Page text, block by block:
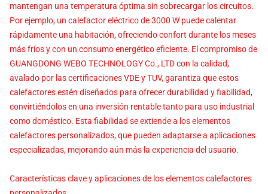
mantengan una temperatura óptima sin sobrecargar los circuitos.
Por ejemplo, un calefactor eléctrico de 3000 W puede calentar
rápidamente una habitación, ofreciendo confort durante los meses
más fríos y con un consumo energético eficiente. El compromiso de
GUANGDONG WEBO TECHNOLOGY Co., LTD con la calidad,
avalado por las certificaciones VDE y TUV, garantiza que estos
calefactores estén diseñados para ofrecer durabilidad y fiabilidad,
convirtiéndolos en una inversión rentable tanto para uso industrial
como doméstico. Esta fiabilidad se extiende a los elementos
calefactores personalizados, que pueden adaptarse a aplicaciones
especializadas, mejorando aún más la experiencia del usuario.
Características clave y aplicaciones de los elementos calefactores